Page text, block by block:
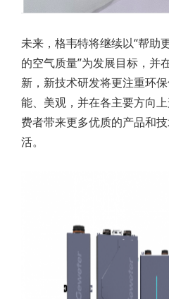
未来，格韦特将继续以“帮助
的空气质量”为发展目标，并
新，新技术研发将更注重环
能、美观，并在各主要方向
费者带来更多优质的产品和
活。